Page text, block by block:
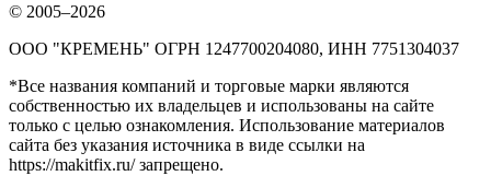
© 2005–2026
ООО "КРЕМЕНЬ" ОГРН 1247700204080, ИНН 7751304037
*Все названия компаний и торговые марки являются
собственностью их владельцев и использованы на сайте
только с целью ознакомления. Использование материалов
сайта без указания источника в виде ссылки на
https://makitfix.ru/ запрещено.